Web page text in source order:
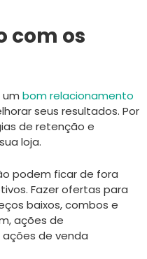
com os
bom relacionamento
seus resultados. Por
de retenção e
loja.
podem ficar de fora
Fazer ofertas para
baixos, combos e
ações de
de venda